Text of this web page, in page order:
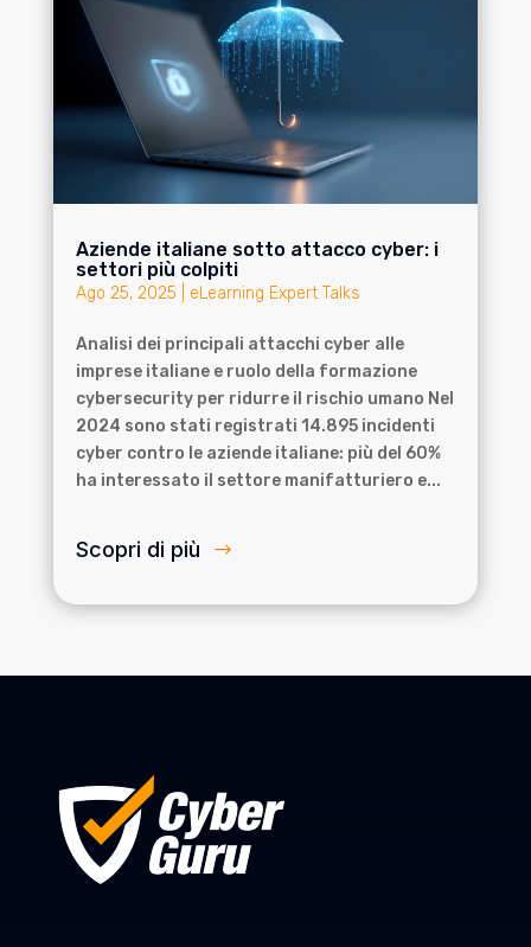
Aziende italiane sotto attacco cyber: i
settori più colpiti
Ago 25, 2025 eLearning Expert Talks
Analisi dei principali attacchi cyber alle
imprese italiane e ruolo della formazione
cybersecurity per ridurre il rischio umano Nel
2024 sono stati registrati 14.895 incidenti
cyber contro le aziende italiane: più del 60%
ha interessato il settore manifatturiero e...
Scopri di più